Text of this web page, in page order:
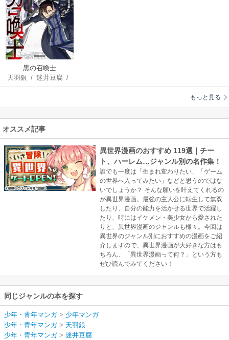
黒の召喚士
天羽銀 /迷井豆腐 /
黒銀（DIGS）
もっと見る
オススメ記事
異世界漫画のおすすめ 119選｜チー
ト、ハーレム…ジャンル別の名作集！
誰でも一度は「生まれ変わりたい」「ゲーム
の世界へ入ってみたい」などと思うのではな
いでしょうか？ そんな願いを叶えてくれるの
が異世界漫画。最強の主人公に転生して無双
したり、自分の能力を活かせる世界で活躍し
たり、時にはイケメン・美少女から愛された
りと、異世界漫画のジャンルも様々。今回は
異世界のジャンル別におすすめの漫画をご紹
介しますので、異世界漫画が大好きな方はも
ちろん、「異世界漫画って何？」という方も
ぜひ読んでみてください！
同じジャンルの本を探す
少年・青年マンガ> 少年マンガ
少年・青年マンガ> 天羽銀
少年・青年マンガ> 迷井豆腐